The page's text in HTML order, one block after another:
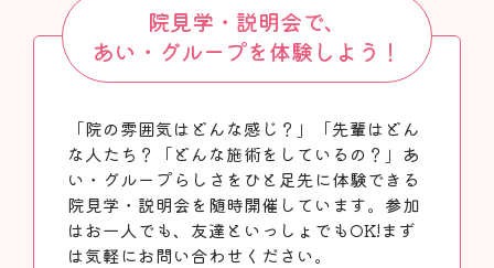
院見学・説明会で、
あい・グループを体験しよう！
「院の雰囲気はどんな感じ？」「先輩はどん
な人たち？「どんな施術をしているの？」あ
い・グループらしさをひと足先に体験できる
院見学・説明会を随時開催しています。参加
はお一人でも、友達といっしょでもOK!まず
は気軽にお問い合わせください。